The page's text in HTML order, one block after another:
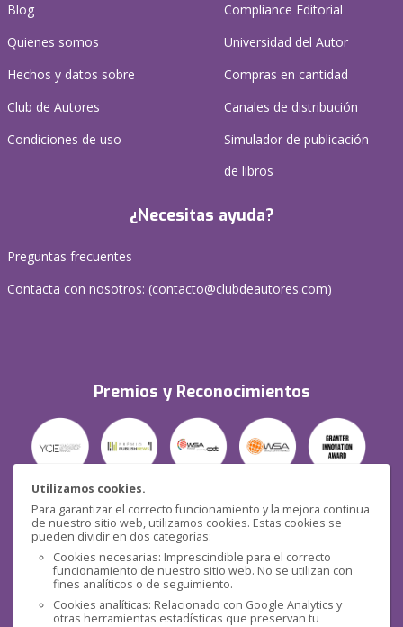
Utilizamos cookies.
Para garantizar el correcto funcionamiento y la mejora continua
de nuestro sitio web, utilizamos cookies. Estas cookies se
pueden dividir en dos categorías:
Cookies necesarias: Imprescindible para el correcto
funcionamiento de nuestro sitio web. No se utilizan con
fines analíticos o de seguimiento.
Cookies analíticas: Relacionado con Google Analytics y
otras herramientas estadísticas que preservan tu
Blog
Quienes somos
Hechos y datos sobre
Club de Autores
Condiciones de uso
Compliance Editorial
Universidad del Autor
Compras en cantidad
Canales de distribución
Simulador de publicación
de libros
¿Necesitas ayuda?
Preguntas frecuentes
Contacta con nosotros: (contacto@clubdeautores.com)
Premios y Reconocimientos
Seguridad